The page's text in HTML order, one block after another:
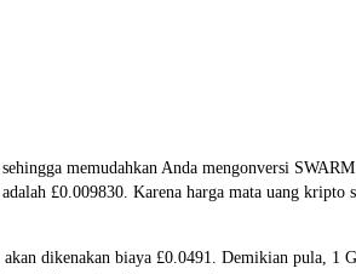
memudahkan Anda mengonversi
£0.009830. Karena harga mata uang
dikenakan biaya £0.0491. Demikian pula, 1